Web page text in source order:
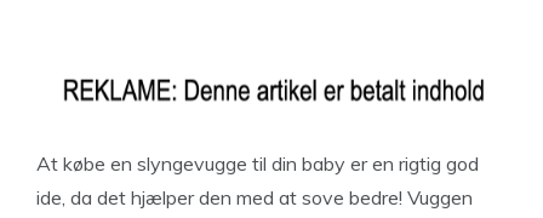
At købe en slyngevugge til din baby er en rigtig god
ide, da det hjælper den med at sove bedre! Vuggen